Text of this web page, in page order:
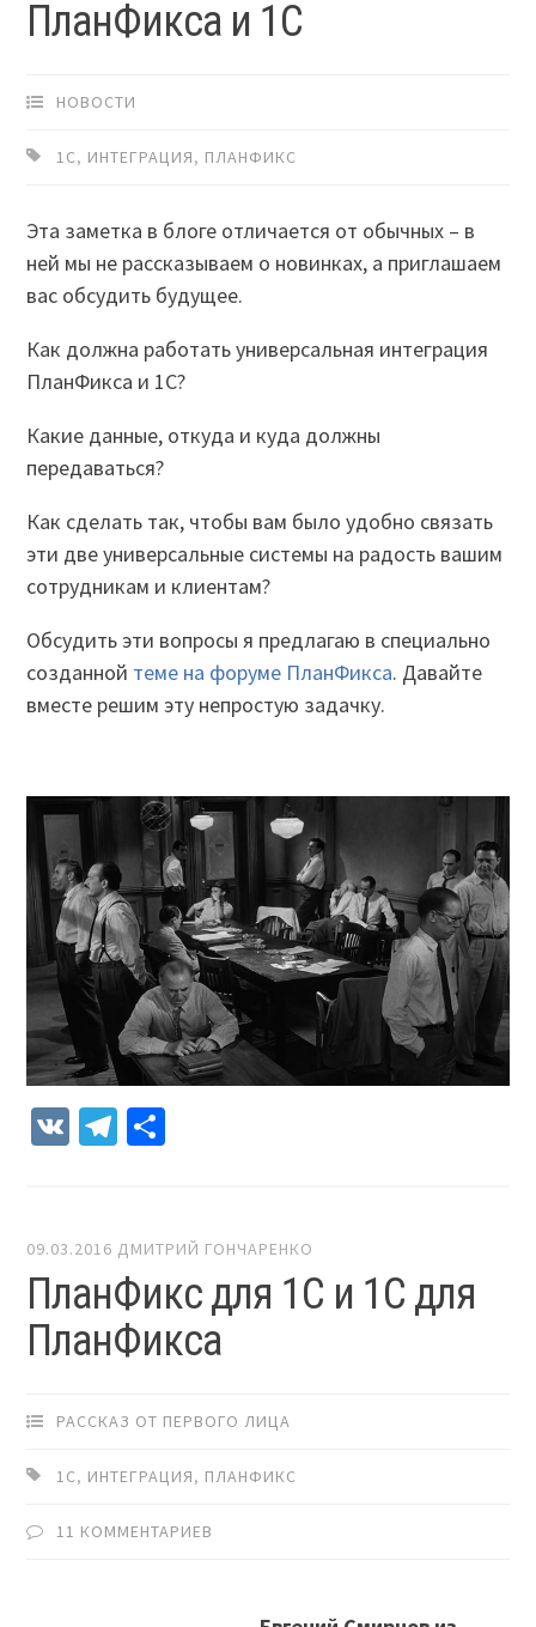
ПланФикса и 1С
НОВОСТИ
1С, ИНТЕГРАЦИЯ, ПЛАНФИКС
Эта заметка в блоге отличается от обычных – в
ней мы не рассказываем о новинках, а приглашаем
вас обсудить будущее.
Как должна работать универсальная интеграция
ПланФикса и 1С?
Какие данные, откуда и куда должны
передаваться?
Как сделать так, чтобы вам было удобно связать
эти две универсальные системы на радость вашим
сотрудникам и клиентам?
Обсудить эти вопросы я предлагаю в специально
созданной теме на форуме ПланФикса. Давайте
вместе решим эту непростую задачку.
VK Telegram
09.03.2016 ДМИТРИЙ ГОНЧАРЕНКО
ПланФикс для 1С и 1С для
ПланФикса
РАССКАЗ ОТ ПЕРВОГО ЛИЦА
1С, ИНТЕГРАЦИЯ, ПЛАНФИКС
11 КОММЕНТАРИЕВ